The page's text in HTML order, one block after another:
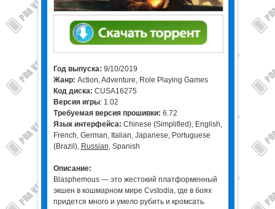
Год выпуска: 9/10/2019
Жанр: Action, Adventure, Role Playing Games
Код диска: CUSA16275
Версия игры: 1.02
Требуемая версия прошивки: 6.72
Язык интерфейса: Chinese (Simplified), English,
French, German, Italian, Japanese, Portuguese
(Brazil), Russian, Spanish
Описание:
Blasphemous — это жестокий платформенный
экшен в кошмарном мире Cvstodia, где в боях
придется много и умело рубить и кромсать.